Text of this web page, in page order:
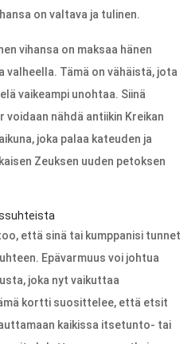
on valtava ja tulinen.
vihansa on maksaa hänen
Tämä on vähäistä, jota
vaikeampi unohtaa. Siinä
voidaan nähdä antiikin Kreikan
joka palaa kateuden ja
Zeuksen uuden petoksen
että sinä tai kumppanisi tunnet
Epävarmuus voi johtua
joka nyt vaikuttaa
kortti suosittelee, että etsit
kaikissa itsetunto- tai